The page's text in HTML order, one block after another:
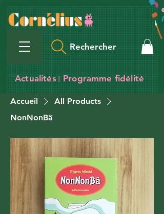
Rechercher
Programme fidélité
Actualités I
Accueil
All Products
NonNonBâ